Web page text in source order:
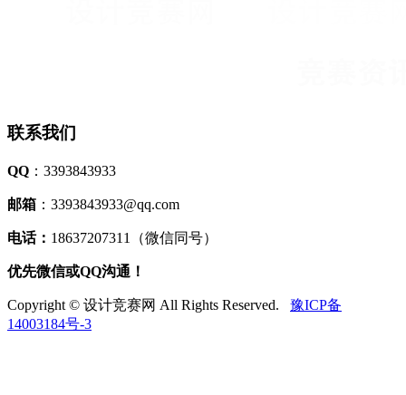
联系我们
QQ ：3393843933
邮箱 ：3393843933@qq.com
电话： 18637207311（微信同号）
优先微信或QQ沟通！
Copyright © 设计竞赛网 All Rights Reserved.
豫ICP备
14003184号-3